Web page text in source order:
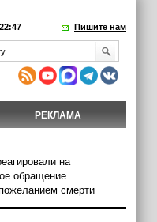
Пишите нам
РЕКЛАМА
на
обращение
смерти